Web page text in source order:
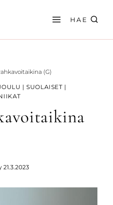
HAE
(G)
|SUOLAISET |
21.3.2023